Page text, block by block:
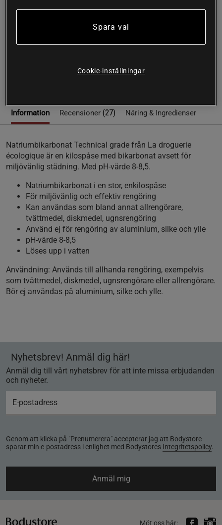
Information Recensioner (27) Näring & Ingredienser
Natriumbikarbonat Technical grade från La droguerie
écologique är en kilospåse med bikarbonat avsett för
miljövänlig städning. Med pH-värde 8-8,5.
Natriumbikarbonat i en stor, enkilospåse
För miljövänlig och effektiv rengöring
Kan användas som bland annat allrengörare,
tvättmedel, diskmedel, ugnsrengöring
Använd ej för rengöring av aluminium, silke och ylle
pH-värde 8-8,5
Löses upp i vatten
Användning: Används till allhanda rengöring, exempelvis
som tvättmedel, diskmedel, ugnsrengörare eller allrengörare.
Bör ej användas på aluminium, silke och ylle.
Nyhetsbrev! Anmäl dig här!
Anmäl dig till vårt nyhetsbrev för att inte missa erbjudanden
och nyheter.
Genom att klicka på "Prenumerera" accepterar jag att Bodystore
sparar min e-postadress i enlighet med Bodystores Integritetspolicy.
Anmäl mig
Möt oss här:
Spara val
Cookie-inställningar